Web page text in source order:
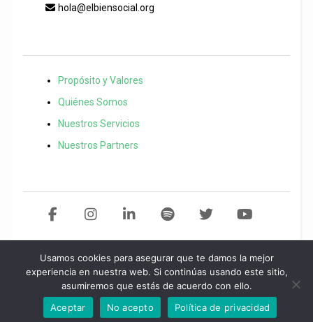
hola@elbiensocial.org
Propósito y Valores
Quiénes Somos
Nuestros Servicios
Nuestros Partners
Copyright 2021 El Bien Social. Todos los derechos reservadosDesarollo
Startidea.Política de privacidad/ Aviso legal/Política de
Usamos cookies para asegurar que te damos la mejor
experiencia en nuestra web. Si continúas usando este sitio,
asumiremos que estás de acuerdo con ello.
Aceptar
No acepto Política de privacidad